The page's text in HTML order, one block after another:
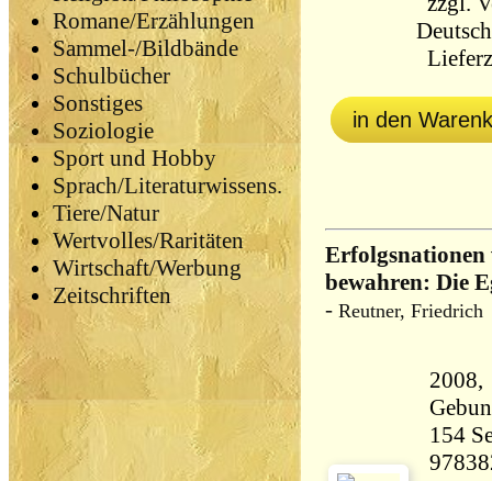
Romane/Erzählungen
Sammel-/Bildbände
Schulbücher
Sonstiges
Soziologie
Sport und Hobby
Sprach/Literaturwissens.
Tiere/Natur
Wertvolles/Raritäten
Wirtschaft/Werbung
Zeitschriften
in den
Erfolgsnationen
bewahren: Die
- Reutner, Friedrich
154 Seiten